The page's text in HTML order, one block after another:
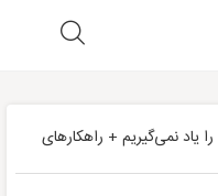
یاد نمی‌گیریم + راهکارهای